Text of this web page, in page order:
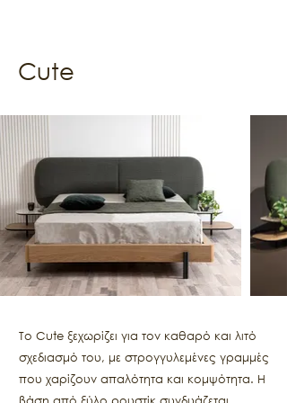
Cute
Το Cute ξεχωρίζει για τον καθαρό και λιτό
σχεδιασμό του, με στρογγυλεμένες γραμμές
που χαρίζουν απαλότητα και κομψότητα. Η